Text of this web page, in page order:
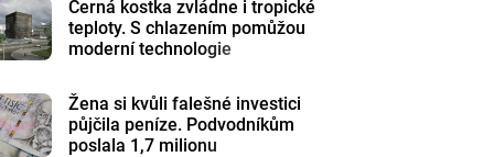
Černá kostka zvládne i tropické
teploty. S chlazením pomůžou
moderní technologie
Žena si kvůli falešné investici
půjčila peníze. Podvodníkům
poslala 1,7 milionu